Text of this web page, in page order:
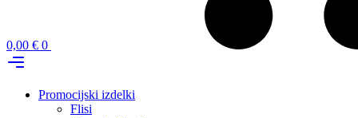
0,00 € 0
Promocijski izdelki
Flisi